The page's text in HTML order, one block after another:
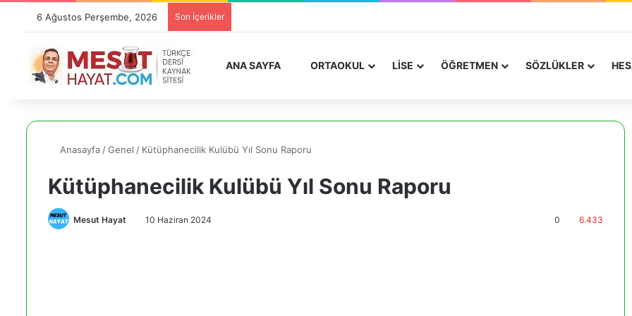
6 Ağustos Perşembe, 2026 Son İçerikler
ANA SAYFA ORTAOKUL LİSE ÖĞRETMEN SÖZLÜKLER
Anasayfa /Genel / Kütüphanecilik Kulübü Yıl Sonu Raporu
Kütüphanecilik Kulübü Yıl Sonu Raporu
Mesut Hayat 10 Haziran 2024 0 6.433